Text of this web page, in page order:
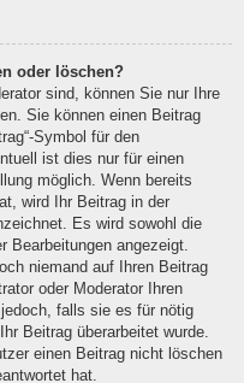
oder löschen?
sind, können Sie nur Ihre
Sie können einen Beitrag
Symbol für den
ist dies nur für einen
möglich. Wenn bereits
wird Ihr Beitrag in der
Es wird sowohl die
Bearbeitungen angezeigt.
niemand auf Ihren Beitrag
oder Moderator Ihren
falls sie es für nötig
Beitrag überarbeitet wurde.
einen Beitrag nicht löschen
hat.